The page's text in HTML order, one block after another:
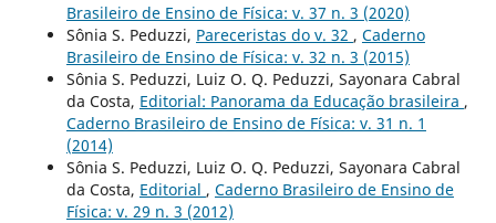
Brasileiro de Ensino de Física: v. 37 n. 3 (2020)
Sônia S. Peduzzi, Pareceristas do v. 32 , Caderno
Brasileiro de Ensino de Física: v. 32 n. 3 (2015)
Sônia S. Peduzzi, Luiz O. Q. Peduzzi, Sayonara Cabral
da Costa, Editorial: Panorama da Educação brasileira ,
Caderno Brasileiro de Ensino de Física: v. 31 n. 1
(2014)
Sônia S. Peduzzi, Luiz O. Q. Peduzzi, Sayonara Cabral
da Costa, Editorial , Caderno Brasileiro de Ensino de
Física: v. 29 n. 3 (2012)